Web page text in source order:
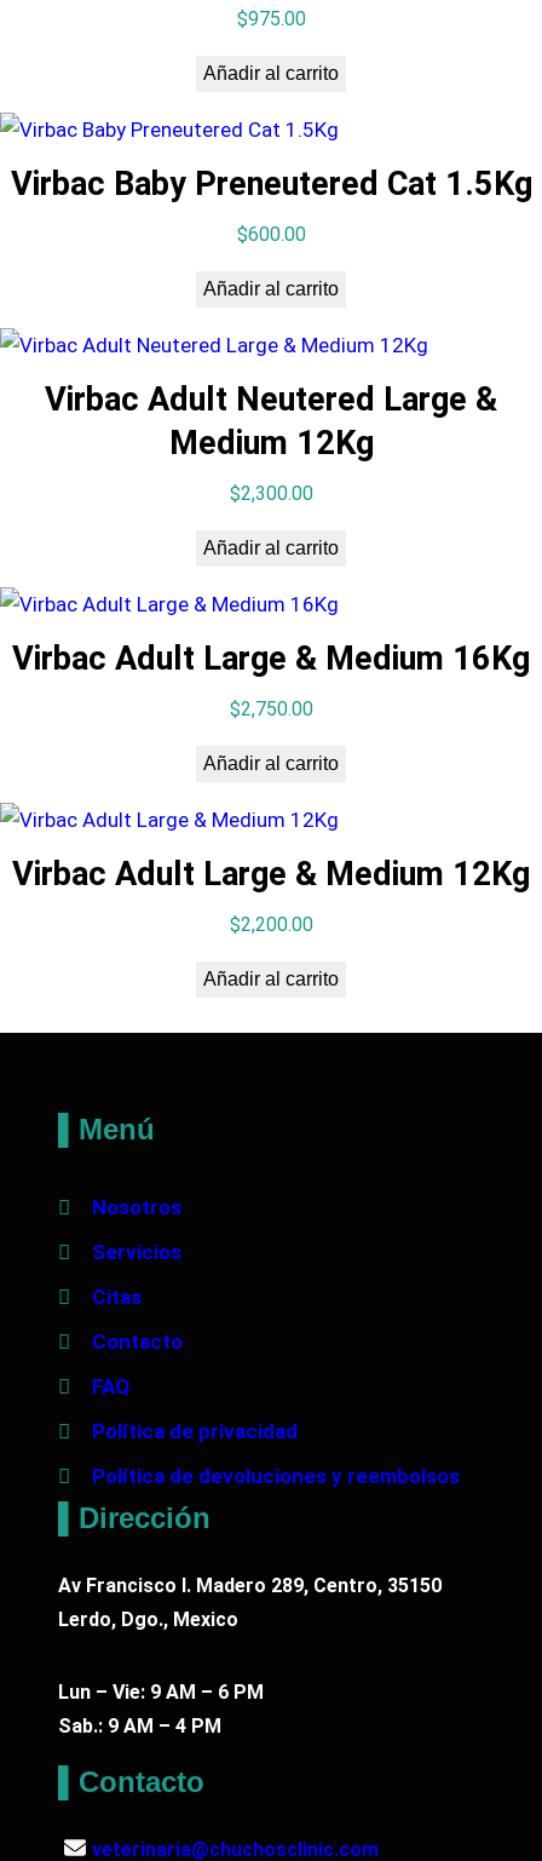
$975.00
Añadir al carrito
Virbac Baby Preneutered Cat 1.5Kg
$600.00
Añadir al carrito
Virbac Adult Neutered Large &
Medium 12Kg
$2,300.00
Añadir al carrito
Virbac Adult Large & Medium 16Kg
$2,750.00
Añadir al carrito
Virbac Adult Large & Medium 12Kg
$2,200.00
Añadir al carrito
▌Menú
Nosotros
Servicios
Citas
Contacto
FAQ
Política de privacidad
Política de devoluciones y reembolsos
▌Dirección
Av Francisco I. Madero 289, Centro, 35150
Lerdo, Dgo., Mexico
Lun – Vie: 9 AM – 6 PM
Sab.: 9 AM – 4 PM
▌Contacto
veterinaria@chuchosclinic.com